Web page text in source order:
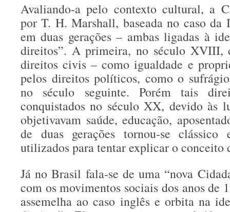
Avaliando-a pelo contexto cultural, a
por T. H. Marshall, baseada no caso da
em duas gerações – ambas ligadas à
direitos”. A primeira, no século XVIII,
direitos civis – como igualdade e
pelos direitos políticos, como o
no século seguinte. Porém tais
conquistados no século XX, devido às
objetivavam saúde, educação,
de duas gerações tornou-se
utilizados para tentar explicar o conceito
Já no Brasil fala-se de uma “nova
com os movimentos sociais dos anos de
assemelha ao caso inglês e orbita na